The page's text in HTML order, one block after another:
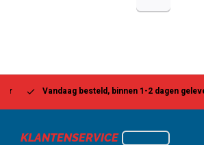
Vandaag besteld, binnen 1-2 dagen geleverd*
KLANTENSERVICE